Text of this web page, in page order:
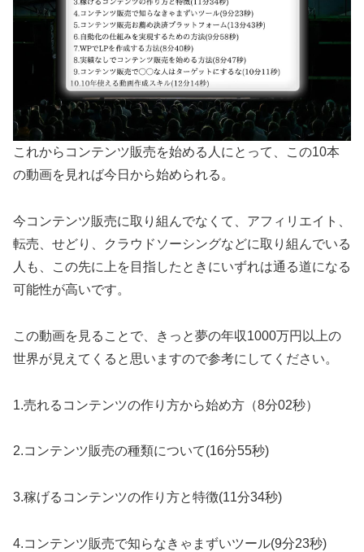
これからコンテンツ販売を始める人にとって、この10本
の動画を見れば今日から始められる。
今コンテンツ販売に取り組んでなくて、アフィリエイト、
転売、せどり、クラウドソーシングなどに取り組んでいる
人も、この先に上を目指したときにいずれは通る道になる
可能性が高いです。
この動画を見ることで、きっと夢の年収1000万円以上の
世界が見えてくると思いますので参考にしてください。
1.売れるコンテンツの作り方から始め方（8分02秒）
2.コンテンツ販売の種類について(16分55秒)
3.稼げるコンテンツの作り方と特徴(11分34秒)
4.コンテンツ販売で知らなきゃまずいツール(9分23秒)